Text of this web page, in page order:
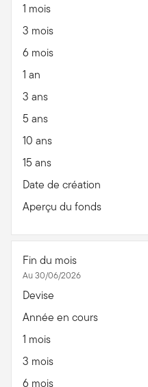
1 mois
3 mois
6 mois
1 an
3 ans
5 ans
10 ans
15 ans
Date de création
Aperçu du fonds
Fin du mois
Au 30/06/2026
Devise
Année en cours
1 mois
3 mois
6 mois